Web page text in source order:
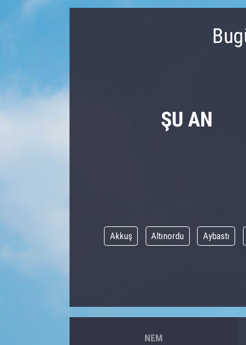
ŞU AN
Akkuş Altınordu Aybastı
NEM